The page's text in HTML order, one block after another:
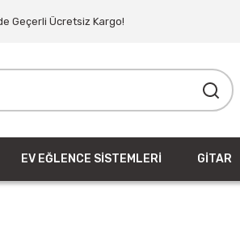
Geçerli Ücretsiz Kargo!
EV EĞLENCE SİSTEMLERİ GİTAR